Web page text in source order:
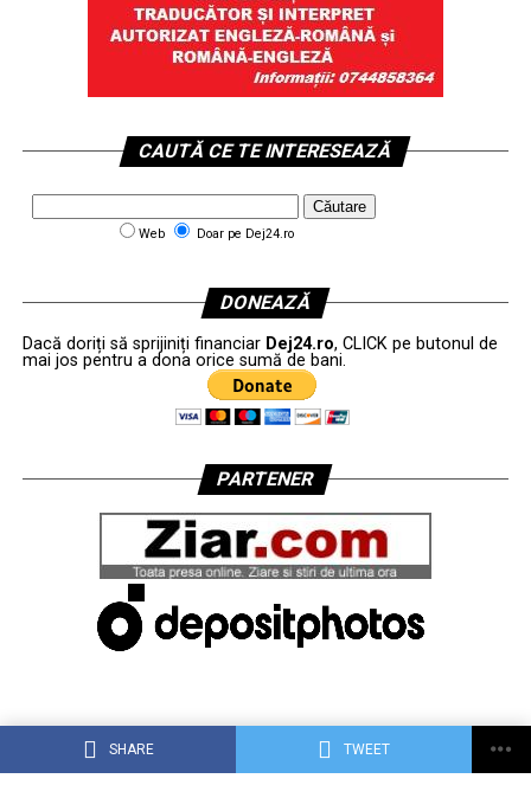
SHARE TWEET
CAUTĂ CE TE INTERESEAZĂ
Web Doar pe Dej24.ro
DONEAZĂ
Dacă doriți să sprijiniți financiar Dej24.ro, CLICK pe butonul de
mai jos pentru a dona orice sumă de bani.
PARTENER